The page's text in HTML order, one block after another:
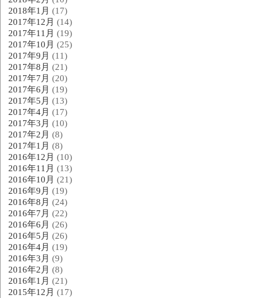
2018年1月 (17)
2017年12月 (14)
2017年11月 (19)
2017年10月 (25)
2017年9月 (11)
2017年8月 (21)
2017年7月 (20)
2017年6月 (19)
2017年5月 (13)
2017年4月 (17)
2017年3月 (10)
2017年2月 (8)
2017年1月 (8)
2016年12月 (10)
2016年11月 (13)
2016年10月 (21)
2016年9月 (19)
2016年8月 (24)
2016年7月 (22)
2016年6月 (26)
2016年5月 (26)
2016年4月 (19)
2016年3月 (9)
2016年2月 (8)
2016年1月 (21)
2015年12月 (17)